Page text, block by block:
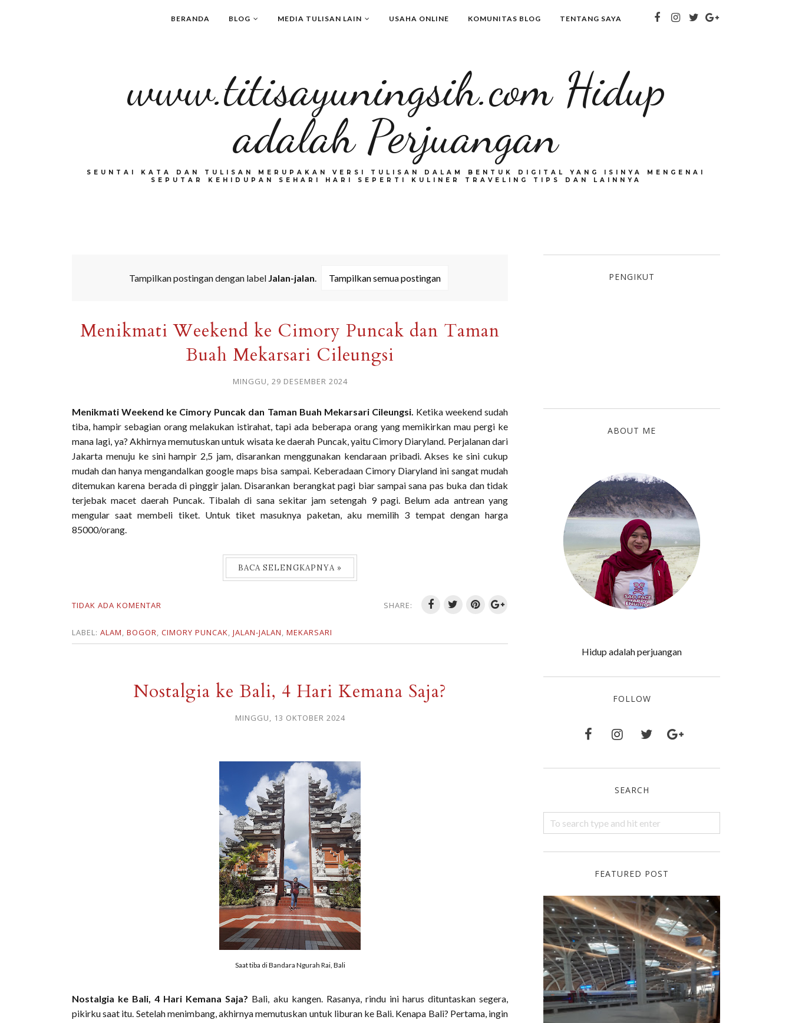
BERANDA BLOG MEDIA TULISAN LAIN USAHA ONLINE KOMUNITAS BLOG TENTANG SAYA
www.titisayuningsih.com Hidup
adalah Perjuangan
SEUNTAI KATA DAN TULISAN MERUPAKAN VERSI TULISAN DALAM BENTUK DIGITAL YANG ISINYA MENGENAI
SEPUTAR KEHIDUPAN SEHARI HARI SEPERTI KULINER TRAVELING TIPS DAN LAINNYA
Tampilkan postingan dengan label Jalan-jalan. Tampilkan semua postingan
Menikmati Weekend ke Cimory Puncak dan Taman
Buah Mekarsari Cileungsi
MINGGU, 29 DESEMBER 2024
Menikmati Weekend ke Cimory Puncak dan Taman Buah Mekarsari Cileungsi. Ketika weekend sudah
tiba, hampir sebagian orang melakukan istirahat, tapi ada beberapa orang yang memikirkan mau pergi ke
mana lagi, ya? Akhirnya memutuskan untuk wisata ke daerah Puncak, yaitu Cimory Diaryland. Perjalanan dari
Jakarta menuju ke sini hampir 2,5 jam, disarankan menggunakan kendaraan pribadi. Akses ke sini cukup
mudah dan hanya mengandalkan google maps bisa sampai. Keberadaan Cimory Diaryland ini sangat mudah
ditemukan karena berada di pinggir jalan. Disarankan berangkat pagi biar sampai sana pas buka dan tidak
terjebak macet daerah Puncak. Tibalah di sana sekitar jam setengah 9 pagi. Belum ada antrean yang
mengular saat membeli tiket. Untuk tiket masuknya paketan, aku memilih 3 tempat dengan harga
85000/orang.
BACA SELENGKAPNYA »
TIDAK ADA KOMENTAR SHARE:
LABEL: ALAM, BOGOR, CIMORY PUNCAK, JALAN-JALAN, MEKARSARI
Nostalgia ke Bali, 4 Hari Kemana Saja?
MINGGU, 13 OKTOBER 2024
Saat tiba di Bandara Ngurah Rai, Bali
Nostalgia ke Bali, 4 Hari Kemana Saja? Bali, aku kangen. Rasanya, rindu ini harus dituntaskan segera,
pikirku saat itu. Setelah menimbang, akhirnya memutuskan untuk liburan ke Bali. Kenapa Bali? Pertama, ingin
PENGIKUT
ABOUT ME
Hidup adalah perjuangan
FOLLOW
SEARCH
FEATURED POST